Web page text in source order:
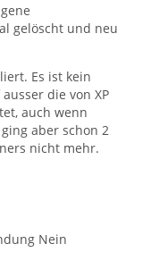
gelöscht und neu
Es ist kein
die von XP
auch wenn
aber schon 2
nicht mehr.
Nein